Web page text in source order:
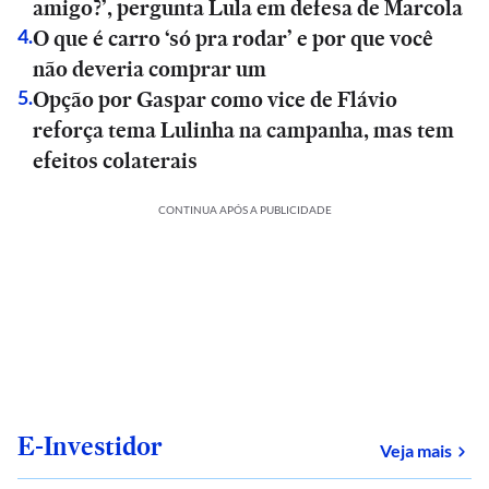
amigo?’, pergunta Lula em defesa de Marcola
4.O que é carro ‘só pra rodar’ e por que você
não deveria comprar um
5.Opção por Gaspar como vice de Flávio
reforça tema Lulinha na campanha, mas tem
efeitos colaterais
CONTINUA APÓS A PUBLICIDADE
E-Investidor Veja mais